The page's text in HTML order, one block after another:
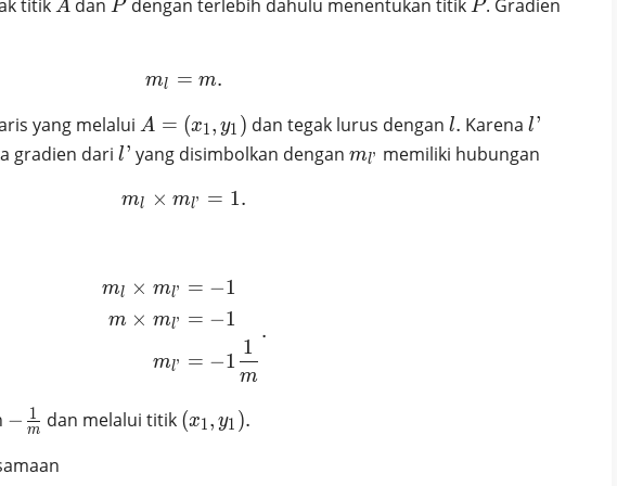
titik A dan Pdengan terlebih dahulu menentukan titik P. Gradien
m_l = m.
ml = m.
yang melaluiA =
(x_1,
y_1)
A = (x1, y1 ) dan tegak lurus denganl.
l. Karenal’
l’
gradien daril’
l’ yang disimbolkan dengan m_{l’}
ml’ memiliki hubungan
m_l \times m_{l’} = 1.
ml × ml’ = 1.
\begin{aligned} m_l \times m_{l’} & = -1 \\
ml × ml’
m × ml’
ml’
= −1
= −1
= −1
m
1
.
-
− m
1 dan melalui titik (x_1,
(x1, y1 ).